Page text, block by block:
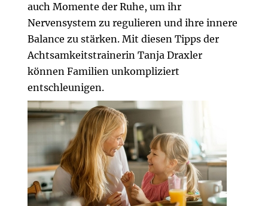
auch Momente der Ruhe, um ihr
Nervensystem zu regulieren und ihre innere
Balance zu stärken. Mit diesen Tipps der
Achtsamkeitstrainerin Tanja Draxler
können Familien unkompliziert
entschleunigen.